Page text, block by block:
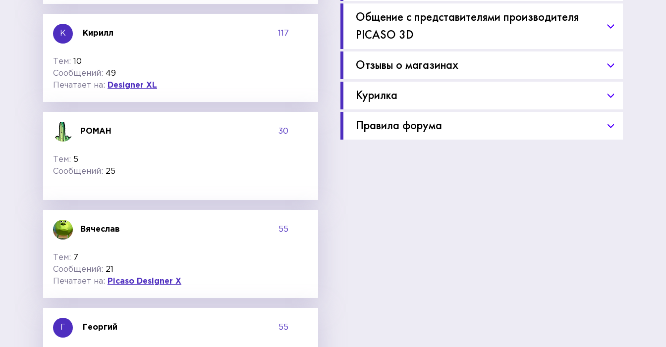
К Кирилл 117
Тем:
10
Сообщений: 49
Печатает на: Designer XL
РОМАН 30
Тем: 5
Сообщений: 25
Вячеслав 55
Тем: 7
Сообщений: 21
Печатает на: Picaso Designer X
Георгий 55
Общение с представителями производителя
PICASO 3D
Отзывы о магазинах
Курилка
Правила форума